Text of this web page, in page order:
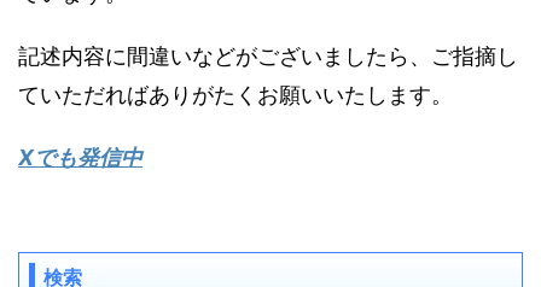
記述内容に間違いなどがございましたら、ご指摘し
ていただればありがたくお願いいたします。
Xでも発信中
検索